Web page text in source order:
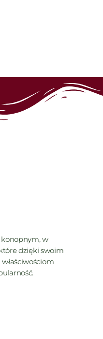
w
dzięki swoim